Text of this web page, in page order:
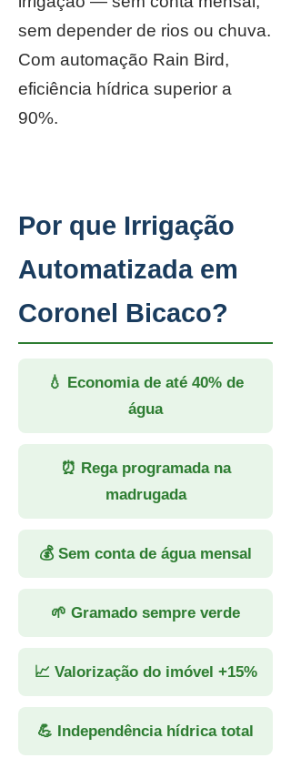
sem depender de rios ou chuva.
Com automação Rain Bird,
eficiência hídrica superior a
90%.
Por que Irrigação
Automatizada em
Coronel Bicaco?
💧 Economia de até 40% de
água
⏰ Rega programada na
madrugada
💰 Sem conta de água mensal
🌱 Gramado sempre verde
📈 Valorização do imóvel +15%
💪 Independência hídrica total